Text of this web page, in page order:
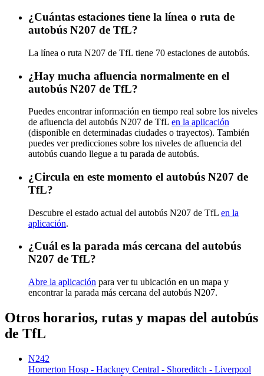
¿Cuántas estaciones tiene la línea o ruta de
autobús N207 de TfL?
La línea o ruta N207 de TfL tiene 70 estaciones de autobús.
¿Hay mucha afluencia normalmente en el
autobús N207 de TfL?
Puedes encontrar información en tiempo real sobre los niveles
de afluencia del autobús N207 de TfL en la aplicación
(disponible en determinadas ciudades o trayectos). También
puedes ver predicciones sobre los niveles de afluencia del
autobús cuando llegue a tu parada de autobús.
¿Circula en este momento el autobús N207 de
TfL?
Descubre el estado actual del autobús N207 de TfL en la
aplicación.
¿Cuál es la parada más cercana del autobús
N207 de TfL?
Abre la aplicación para ver tu ubicación en un mapa y
encontrar la parada más cercana del autobús N207.
Otros horarios, rutas y mapas del autobús
de TfL
N242
Homerton Hosp - Hackney Central - Shoreditch - Liverpool